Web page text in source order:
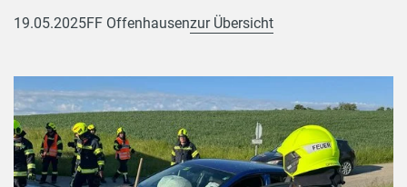
19.05.2025FF Offenhausenzur Übersicht